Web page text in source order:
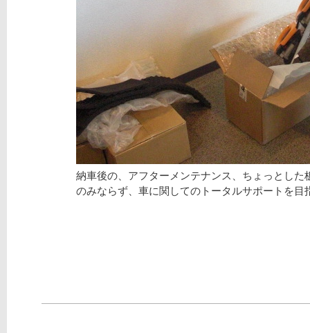
納車後の、アフターメンテナンス、ちょっとした
のみならず、車に関してのトータルサポートを目